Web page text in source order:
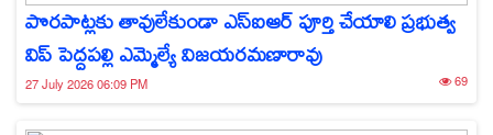
పొరపాట్లకు తావులేకుండా ఎస్‌ఐఆర్ పూర్తి చేయాలి ప్రభుత్వ
విప్ పెద్దపల్లి ఎమ్మెల్యే విజయరమణారావు
27 July 2026 06:09 PM 69